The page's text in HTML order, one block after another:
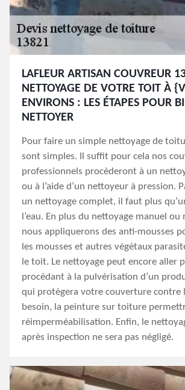
LAFLEUR ARTISAN COUVREUR
NETTOYAGE DE VOTRE TOIT À
ENVIRONS : LES ÉTAPES POUR
NETTOYER
Pour faire un simple nettoyage de
sont simples. Il suffit pour cela nos
professionnels procèderont à un
ou à l’aide d’un nettoyeur à pression.
un nettoyage complet, il faut plus
l’eau. En plus du nettoyage manuel ou
nous appliquerons des anti-mousses
les mousses et autres végétaux
le toit. Le nettoyage peut encore aller
procédant à la pulvérisation d’un
qui protègera votre couverture contre
besoin, la peinture sur toiture
réimperméabilisation. Enfin, le
après inspection ne sera pas négligé.